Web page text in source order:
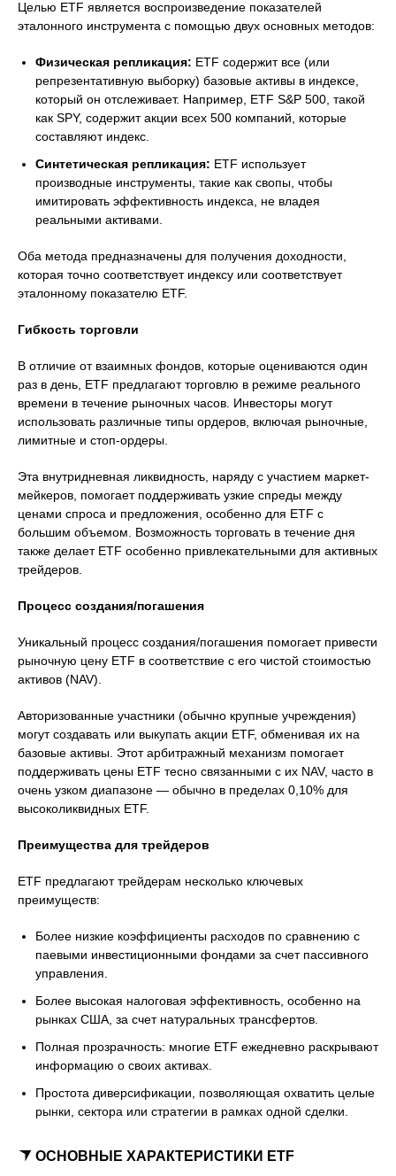
Целью ETF является воспроизведение показателей
эталонного инструмента с помощью двух основных методов:
Физическая репликация: ETF содержит все (или
репрезентативную выборку) базовые активы в индексе,
который он отслеживает. Например, ETF S&P 500, такой
как SPY, содержит акции всех 500 компаний, которые
составляют индекс.
Синтетическая репликация: ETF использует
производные инструменты, такие как свопы, чтобы
имитировать эффективность индекса, не владея
реальными активами.
Оба метода предназначены для получения доходности,
которая точно соответствует индексу или соответствует
эталонному показателю ETF.
Гибкость торговли
В отличие от взаимных фондов, которые оцениваются один
раз в день, ETF предлагают торговлю в режиме реального
времени в течение рыночных часов. Инвесторы могут
использовать различные типы ордеров, включая рыночные,
лимитные и стоп-ордеры.
Эта внутридневная ликвидность, наряду с участием маркет-
мейкеров, помогает поддерживать узкие спреды между
ценами спроса и предложения, особенно для ETF с
большим объемом. Возможность торговать в течение дня
также делает ETF особенно привлекательными для активных
трейдеров.
Процесс создания/погашения
Уникальный процесс создания/погашения помогает привести
рыночную цену ETF в соответствие с его чистой стоимостью
активов (NAV).
Авторизованные участники (обычно крупные учреждения)
могут создавать или выкупать акции ETF, обменивая их на
базовые активы. Этот арбитражный механизм помогает
поддерживать цены ETF тесно связанными с их NAV, часто в
очень узком диапазоне — обычно в пределах 0,10% для
высоколиквидных ETF.
Преимущества для трейдеров
ETF предлагают трейдерам несколько ключевых
преимуществ:
Более низкие коэффициенты расходов по сравнению с
паевыми инвестиционными фондами за счет пассивного
управления.
Более высокая налоговая эффективность, особенно на
рынках США, за счет натуральных трансфертов.
Полная прозрачность: многие ETF ежедневно раскрывают
информацию о своих активах.
Простота диверсификации, позволяющая охватить целые
рынки, сектора или стратегии в рамках одной сделки.
ОСНОВНЫЕ ХАРАКТЕРИСТИКИ ETF